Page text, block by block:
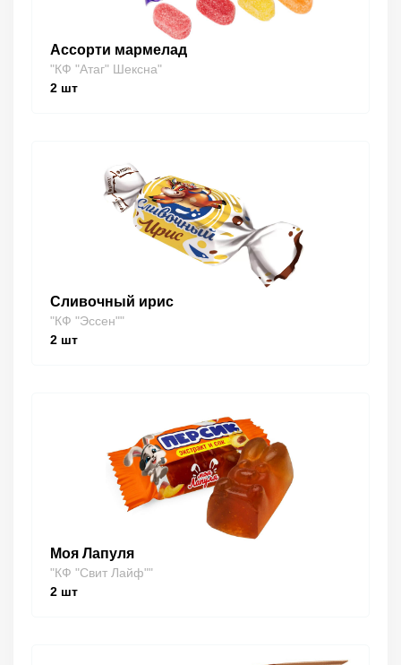
Ассорти мармелад
"КФ "Атаг" Шексна"
2 шт
Сливочный ирис
"КФ "Эссен""
2 шт
Моя Лапуля
"КФ "Свит Лайф""
2 шт